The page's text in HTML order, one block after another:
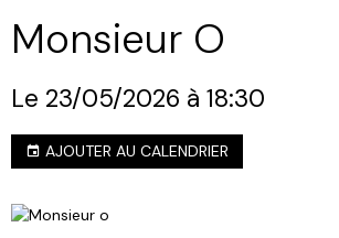
Monsieur O
Le 23/05/2026 à 18:30
AJOUTER AU CALENDRIER